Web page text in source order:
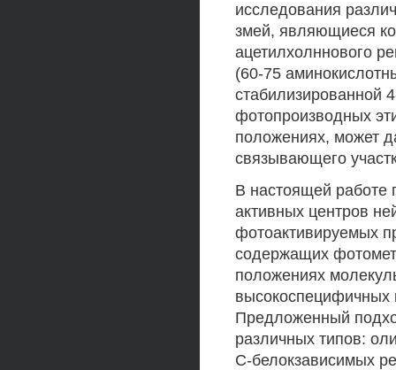
исследования
змей, являющиеся
ацетилхолннового
(60-75
стабилизированной
фотопроизводных
положениях, может
связывающего
В настоящей работе
активных центров
фотоактивируемых
содержащих
положениях
высокоспецифичных
Предложенный
различных типов:
С-белокзависимых